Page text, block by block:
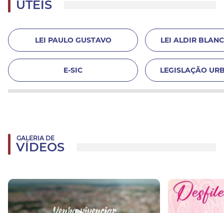
ÚTEIS
LEI PAULO GUSTAVO LEI ALDIR
E-SIC LEGISLAÇÃO
GALERIA DE
VÍDEOS